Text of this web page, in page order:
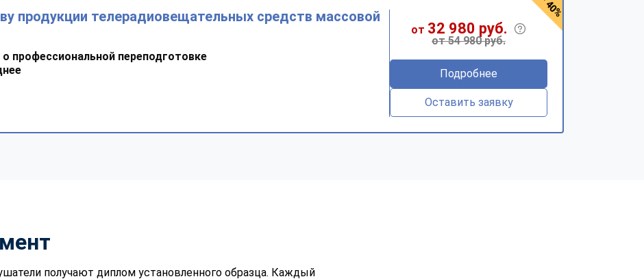
продукции телерадиовещательных средств массовой
профессиональной переподготовке
от 32 980 руб.
от 54 980 руб.
Подробнее
Оставить заявку
- 40%
получают диплом установленного образца. Каждый